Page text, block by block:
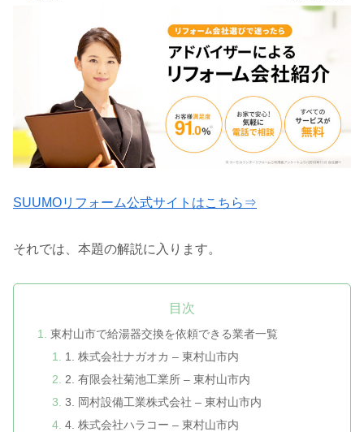
SUUMOリフォーム公式サイトはこちら⇒
それでは、本題の解説に入ります。
目次
東村山市で給湯器交換を依頼できる業者一覧
1. 株式会社ナガオカ – 東村山市内
2. 有限会社菊池工業所 – 東村山市内
3. 岡村設備工業株式会社 – 東村山市内
4. 株式会社ハラコー – 東村山市内